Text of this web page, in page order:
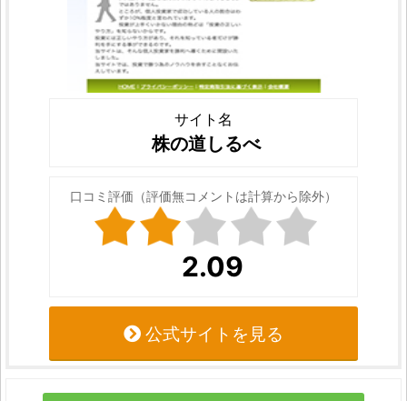
サイト名
株の道しるべ
口コミ評価（評価無コメントは計算から除外）
2.09
公式サイトを見る